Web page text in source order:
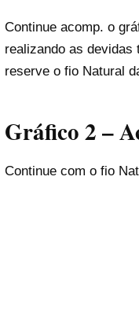
Continue acomp. o
realizando as
reserve o fio Natural
Gráfico 2 –
Continue com o fio